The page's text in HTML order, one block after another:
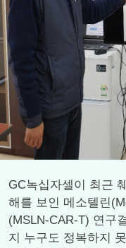
GC녹십자셀이 최근
해를 보인 메소텔린
(MSLN-CAR-T) 연구
지 누구도 정복하지